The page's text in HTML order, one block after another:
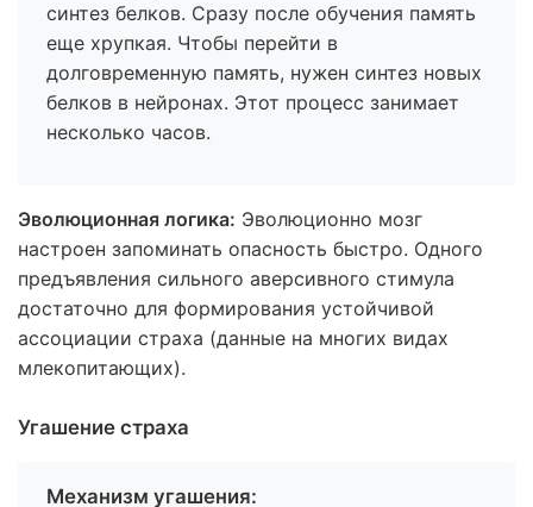
синтез белков. Сразу после обучения память
еще хрупкая. Чтобы перейти в
долговременную память, нужен синтез новых
белков в нейронах. Этот процесс занимает
несколько часов.
Эволюционная логика: Эволюционно мозг
настроен запоминать опасность быстро. Одного
предъявления сильного аверсивного стимула
достаточно для формирования устойчивой
ассоциации страха (данные на многих видах
млекопитающих).
Угашение страха
Механизм угашения: